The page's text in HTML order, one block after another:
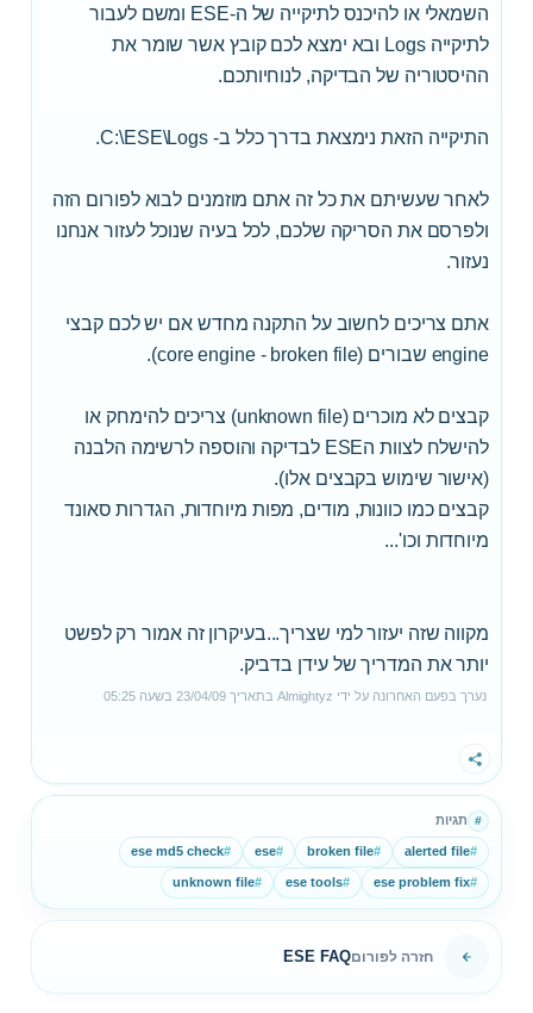
השמאלי או להיכנס לתיקייה של ה-ESE ומשם לעבור
לתיקייה Logs ובא ימצא לכם קובץ אשר שומר את
ההיסטוריה של הבדיקה, לנוחיותכם.
התיקייה הזאת נימצאת בדרך כלל ב- C:\ESE\Logs.
לאחר שעשיתם את כל זה אתם מוזמנים לבוא לפורום הזה
ולפרסם את הסריקה שלכם, לכל בעיה שנוכל לעזור אנחנו
נעזור.
אתם צריכים לחשוב על התקנה מחדש אם יש לכם קבצי
engine שבורים (core engine - broken file).
קבצים לא מוכרים (unknown file) צריכים להימחק או
להישלח לצוות הESE לבדיקה והוספה לרשימה הלבנה
(אישור שימוש בקבצים אלו).
קבצים כמו כוונות, מודים, מפות מיוחדות, הגדרות סאונד
מיוחדות וכו'...
מקווה שזה יעזור למי שצריך...בעיקרון זה אמור רק לפשט
יותר את המדריך של עידן בדביק.
נערך בפעם האחרונה על ידי Almightyz בתאריך 23/04/09 בשעה 05:25
שתף
# תגיות
#
alerted file
#
broken file
#
ese
#
ese md5 check
#
ese problem fix
#
ese tools
#
unknown file
חזרה לפורוםESE FAQ